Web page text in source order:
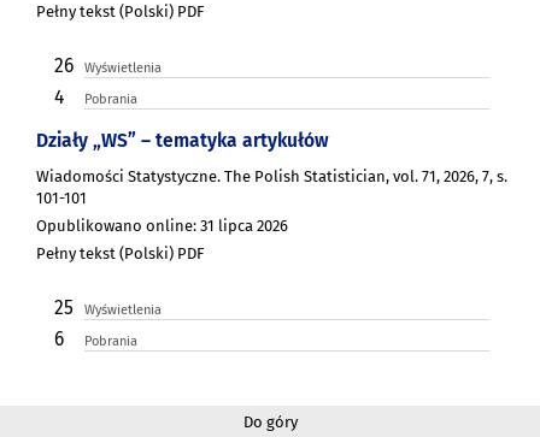
Pełny tekst (Polski) PDF
26 Wyświetlenia
4 Pobrania
Działy „WS” – tematyka artykułów
Wiadomości Statystyczne. The Polish Statistician, vol. 71, 2026, 7, s.
101-101
Opublikowano online: 31 lipca 2026
Pełny tekst (Polski) PDF
25 Wyświetlenia
6 Pobrania
Do góry